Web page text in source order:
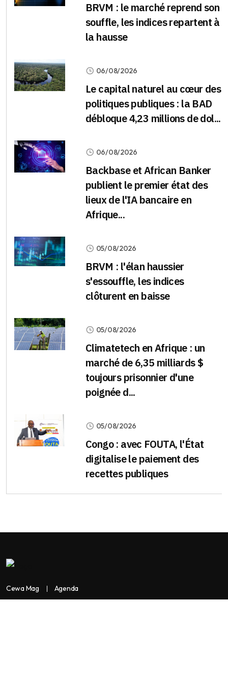
BRVM : le marché reprend son
souffle, les indices repartent à
la hausse
06/08/2026
Le capital naturel au cœur des
politiques publiques : la BAD
débloque 4,23 millions de dol...
06/08/2026
Backbase et African Banker
publient le premier état des
lieux de l'IA bancaire en
Afrique...
05/08/2026
BRVM : l'élan haussier
s'essouffle, les indices
clôturent en baisse
05/08/2026
Climatetech en Afrique : un
marché de 6,35 milliards $
toujours prisonnier d'une
poignée d...
05/08/2026
Congo : avec FOUTA, l'État
digitalise le paiement des
recettes publiques
Cewa Mag Agenda